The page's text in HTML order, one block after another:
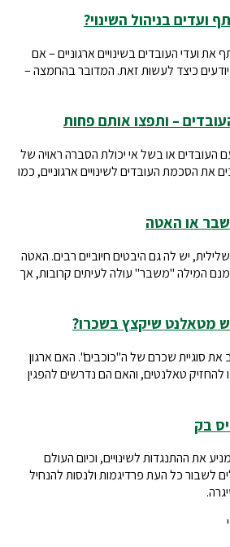
ועדים בניהול השינוי?
ועדי העובדים בשינויים ארגוניים – אם
יודעים כיצד לעשות זאת. המדובר בהחמצה –
– ותפצו אותם פחות
העובדים או בשל אי יכולת הסברה ראויה של
את הסכמת העובדים לשינויים ארגוניים, כמו
או האטה
יש לה גם היבטים חיוביים רבים. האטה
המילה "משבר" עולה לעיתים קרובות, אך
מטאלנט שיקצץ בשכרו?
10 העלה שוב את סוגיית שכרם של ה"כוכבים". האם ארגון
טאלנטים, והאם הם נדרשים להפגין
בק
את ההתנגדות לשינויים, וכיום העולם
לשבור כל העת פרדיגמות ולנסות להנחיל